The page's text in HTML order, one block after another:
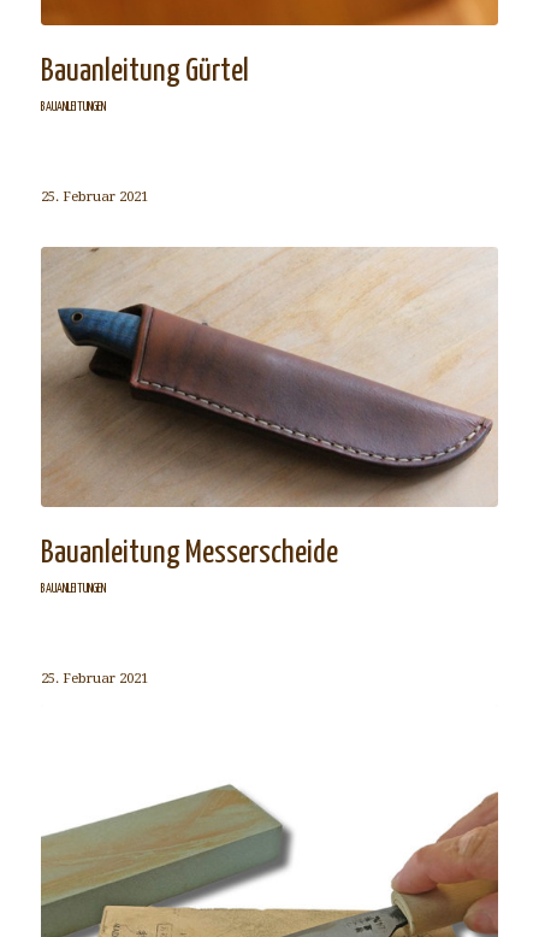
Bauanleitung Gürtel
BAUANLEITUNGEN
25. Februar 2021
Bauanleitung Messerscheide
BAUANLEITUNGEN
25. Februar 2021